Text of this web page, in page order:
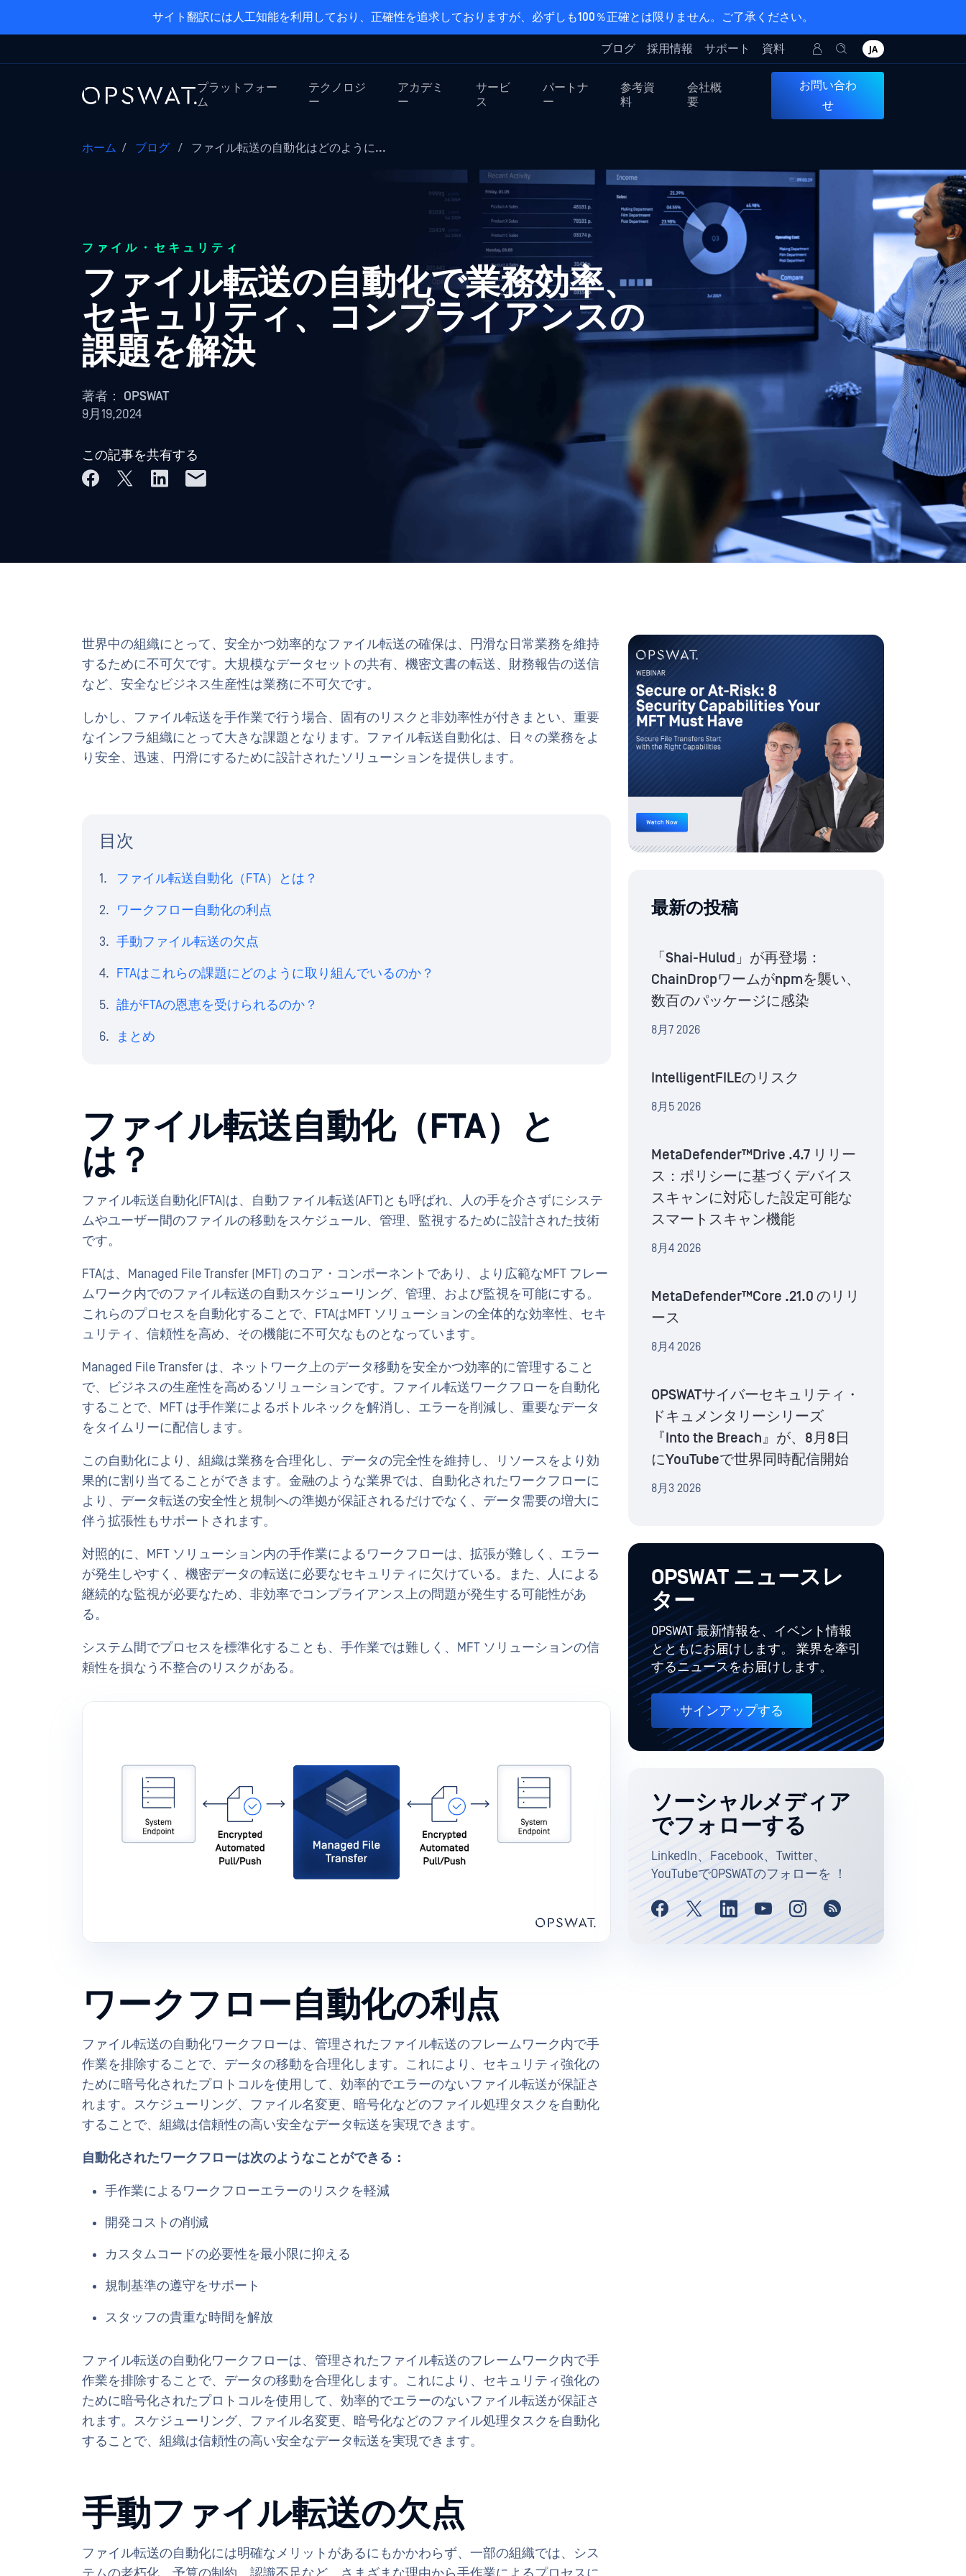
サイト翻訳には人工知能を利用しており、正確性を追求しておりますが、必ずしも100％正確とは限りません。ご了承ください。
ブログ 採用情報 サポート 資料 JA
プラットフォー
ム
テクノロジ
ー
アカデミ
ー
サービ
ス
パートナ
ー
参考資
料
会社概
要
お問い合わ
せ
ホーム / ブログ / ファイル転送の自動化はどのように...
ファイル・セキュリティ
ファイル転送の自動化で業務効率、
セキュリティ、コンプライアンスの
課題を解決
著者： OPSWAT
9月19,2024
この記事を共有する
世界中の組織にとって、安全かつ効率的なファイル転送の確保は、円滑な日常業務を維持
するために不可欠です。大規模なデータセットの共有、機密文書の転送、財務報告の送信
など、安全なビジネス生産性は業務に不可欠です。
しかし、ファイル転送を手作業で行う場合、固有のリスクと非効率性が付きまとい、重要
なインフラ組織にとって大きな課題となります。ファイル転送自動化は、日々の業務をよ
り安全、迅速、円滑にするために設計されたソリューションを提供します。
目次
ファイル転送自動化（FTA）とは？
ワークフロー自動化の利点
手動ファイル転送の欠点
FTAはこれらの課題にどのように取り組んでいるのか？
誰がFTAの恩恵を受けられるのか？
まとめ
ファイル転送自動化（FTA）と
は？
ファイル転送自動化(FTA)は、自動ファイル転送(AFT)とも呼ばれ、人の手を介さずにシステ
ムやユーザー間のファイルの移動をスケジュール、管理、監視するために設計された技術
です。
FTAは、Managed File Transfer (MFT) のコア・コンポーネントであり、より広範なMFT フレー
ムワーク内でのファイル転送の自動スケジューリング、管理、および監視を可能にする。
これらのプロセスを自動化することで、FTAはMFT ソリューションの全体的な効率性、セキ
ュリティ、信頼性を高め、その機能に不可欠なものとなっています。
Managed File Transfer は、ネットワーク上のデータ移動を安全かつ効率的に管理すること
で、ビジネスの生産性を高めるソリューションです。ファイル転送ワークフローを自動化
することで、MFT は手作業によるボトルネックを解消し、エラーを削減し、重要なデータ
をタイムリーに配信します。
この自動化により、組織は業務を合理化し、データの完全性を維持し、リソースをより効
果的に割り当てることができます。金融のような業界では、自動化されたワークフローに
より、データ転送の安全性と規制への準拠が保証されるだけでなく、データ需要の増大に
伴う拡張性もサポートされます。
対照的に、MFT ソリューション内の手作業によるワークフローは、拡張が難しく、エラー
が発生しやすく、機密データの転送に必要なセキュリティに欠けている。また、人による
継続的な監視が必要なため、非効率でコンプライアンス上の問題が発生する可能性があ
る。
システム間でプロセスを標準化することも、手作業では難しく、MFT ソリューションの信
頼性を損なう不整合のリスクがある。
ワークフロー自動化の利点
ファイル転送の自動化ワークフローは、管理されたファイル転送のフレームワーク内で手
作業を排除することで、データの移動を合理化します。これにより、セキュリティ強化の
ために暗号化されたプロトコルを使用して、効率的でエラーのないファイル転送が保証さ
れます。スケジューリング、ファイル名変更、暗号化などのファイル処理タスクを自動化
することで、組織は信頼性の高い安全なデータ転送を実現できます。
自動化されたワークフローは次のようなことができる：
手作業によるワークフローエラーのリスクを軽減
開発コストの削減
カスタムコードの必要性を最小限に抑える
規制基準の遵守をサポート
スタッフの貴重な時間を解放
ファイル転送の自動化ワークフローは、管理されたファイル転送のフレームワーク内で手
作業を排除することで、データの移動を合理化します。これにより、セキュリティ強化の
ために暗号化されたプロトコルを使用して、効率的でエラーのないファイル転送が保証さ
れます。スケジューリング、ファイル名変更、暗号化などのファイル処理タスクを自動化
することで、組織は信頼性の高い安全なデータ転送を実現できます。
手動ファイル転送の欠点
ファイル転送の自動化には明確なメリットがあるにもかかわらず、一部の組織では、シス
最新の投稿
「Shai-Hulud」が再登場：
ChainDropワームがnpmを襲い、
数百のパッケージに感染
8月7 2026
IntelligentFILEのリスク
8月5 2026
MetaDefender™Drive .4.7 リリー
ス：ポリシーに基づくデバイス
スキャンに対応した設定可能な
スマートスキャン機能
8月4 2026
MetaDefender™Core .21.0 のリリ
ース
8月4 2026
OPSWATサイバーセキュリティ・
ドキュメンタリーシリーズ
『Into the Breach』が、8月8日
にYouTubeで世界同時配信開始
8月3 2026
OPSWAT ニュースレ
ター
OPSWAT 最新情報を、イベント情報
とともにお届けします。 業界を牽引
するニュースをお届けします。
サインアップする
ソーシャルメディア
でフォローする
LinkedIn、Facebook、Twitter、
YouTubeでOPSWATのフォローを ！